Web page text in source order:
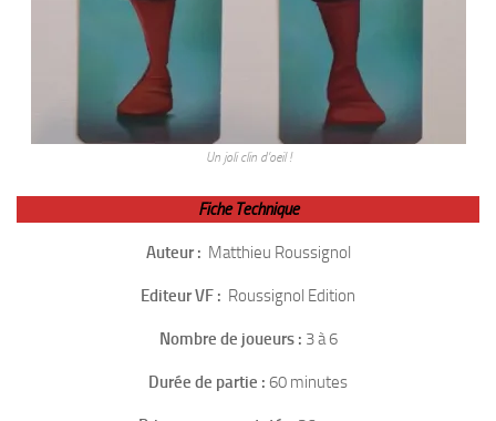
Un joli clin d’oeil !
Fiche Technique
Auteur : Matthieu Roussignol
Editeur VF : Roussignol Edition
Nombre de joueurs : 3 à 6
Durée de partie : 60 minutes